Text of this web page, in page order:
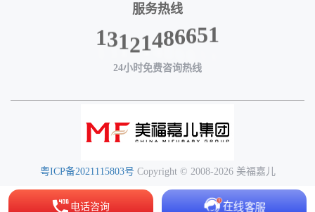
服务热线
13121486651
24小时免费咨询热线
粤ICP备2021115803号 Copyright © 2008-2026 美福嘉儿
电话咨询 在线客服